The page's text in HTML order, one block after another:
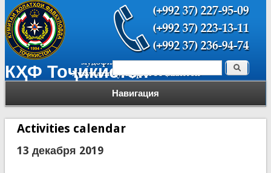
КҲФ Тоҷикистон
Навигация
Форма поиска Поиск
Activities calendar
13 декабря 2019